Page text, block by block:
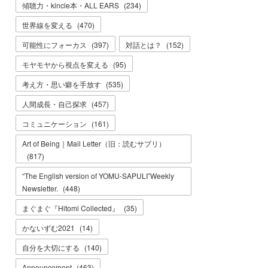
傾聴力・kincle本・ALL EARS (234)
世界線を変える (470)
可能性にフォーカス
(397) 対話とは？ (152)
モヤモヤから視点を変える (95)
考え方・思い癖を手放す (535)
人間成長・自己探求 (457)
コミュニケーション (161)
Art of Being｜Mail Letter（旧：読むサプリ）
(817)
“The English version of YOMU-SAPULI”Weekly
Newsletter. (448)
まぐまぐ『Hitomi Collected』
(35)
かないずむ2021
(14)
自分を大切にする (140)